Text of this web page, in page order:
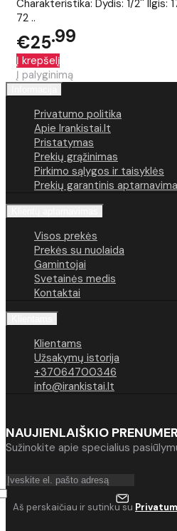
Charakteristika: Dydis: 1/2'' Ilgis:
72 ..
€2599
Į krepšelį
Į palyginimą
Privatumo politika
Apie Irankistai.lt
Pristatymas
Prekių grąžinimas
Pirkimo sąlygos ir taisyklės
Prekių garantinis
Visos prekės
Prekės su nuolaida
Gamintojai
Svetainės medis
Kontaktai
Klientams
Užsakymų istorija
+37064700346
info@irankistai.lt
NAUJIENLAIŠKIO
Sužinokite apie specialius
Aš perskaičiau ir sutinku su